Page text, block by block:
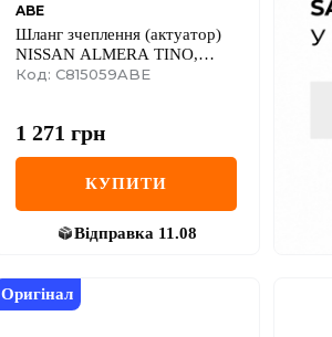
ABE
Шланг зчеплення (актуатор)
NISSAN ALMERA TINO,
PRIMERA, X-TRAIL I 2.2D
Код: C815059ABE
1 271 грн
КУПИТИ
Відправка 11.08
Оригінал